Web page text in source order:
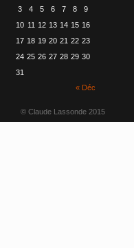
3 4 5 6 7 8
9
10 11 12 13 14 15 16
17 18 19 20 21 22 23
24 25 26 27 28 29 30
31
« Déc
© Claude Lassonde 2015